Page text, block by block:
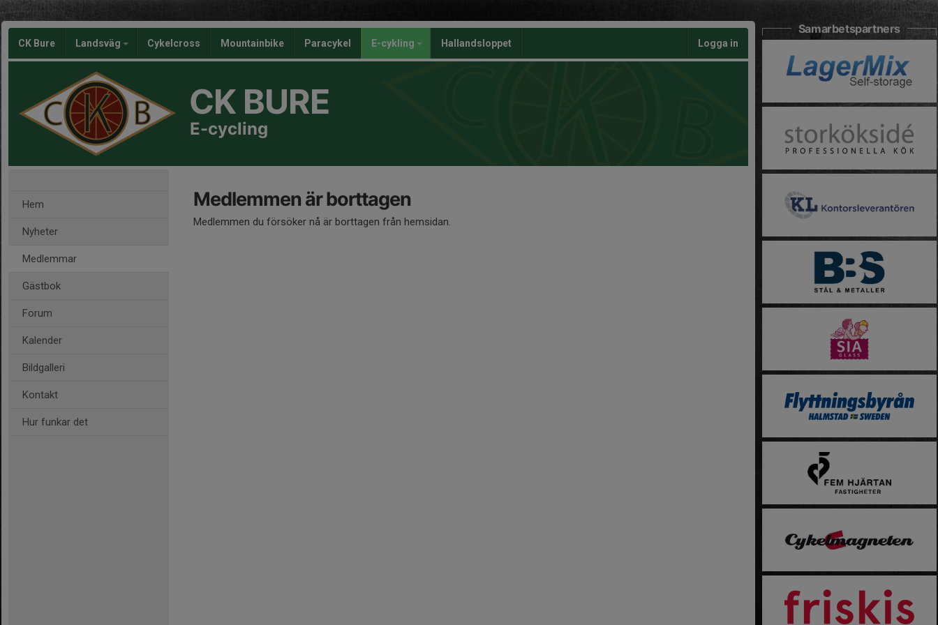
CK Bure Landsväg Cykelcross Mountainbike Paracykel E-cykling Hallandsloppet Logga in
CK BURE
E-cycling
Hem
Nyheter
Medlemmar
Gästbok
Forum
Kalender
Bildgalleri
Kontakt
Hur funkar det
Medlemmen är borttagen
Medlemmen du försöker nå är borttagen från hemsidan.
Samarbetspartners